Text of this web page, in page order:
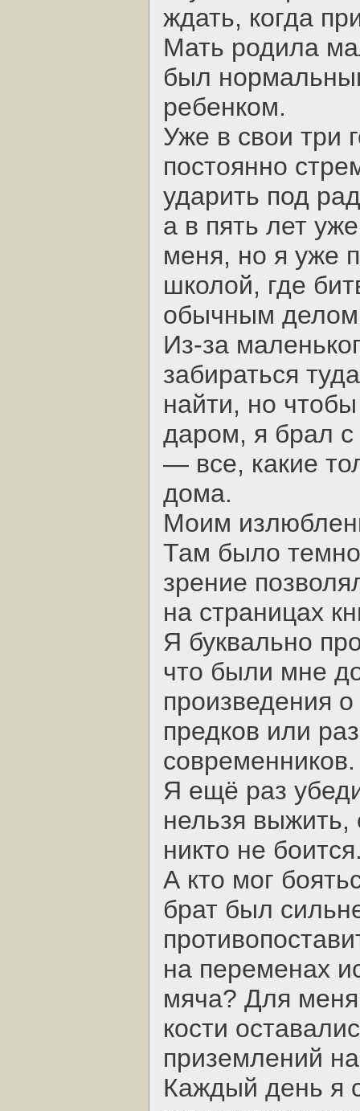
ждать, когда
Мать родила
был
ребенком.
Уже в свои три
постоянно
ударить под
а в пять лет
меня, но я уже
школой, где
обычным
Из-за
забираться
найти, но
даром, я брал с
— все, какие
дома.
Моим
Там было
зрение
на страницах
Я буквально
что были мне
произведения
предков или
современников.
Я ещё раз
нельзя выжить,
никто не
А кто мог
брат был
на переменах
мяча? Для меня
кости
приземлений
Каждый день я